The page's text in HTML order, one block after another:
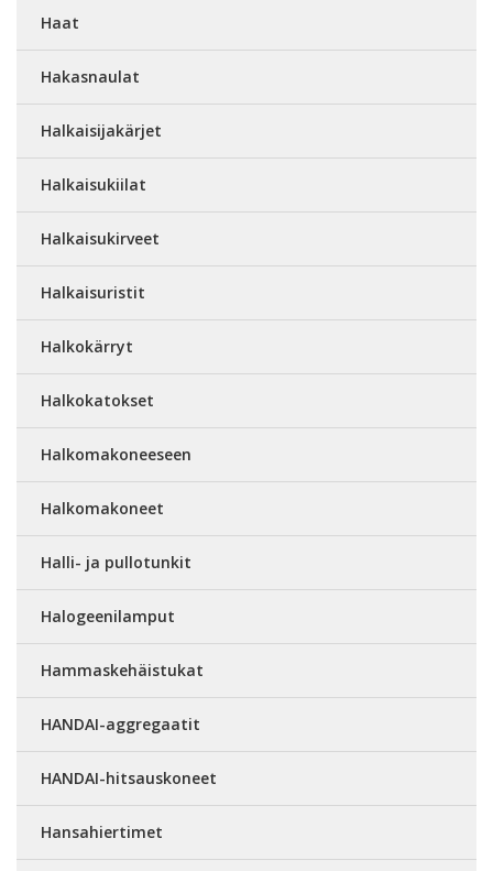
Haat
Hakasnaulat
Halkaisijakärjet
Halkaisukiilat
Halkaisukirveet
Halkaisuristit
Halkokärryt
Halkokatokset
Halkomakoneeseen
Halkomakoneet
Halli- ja pullotunkit
Halogeenilamput
Hammaskehäistukat
HANDAI-aggregaatit
HANDAI-hitsauskoneet
Hansahiertimet